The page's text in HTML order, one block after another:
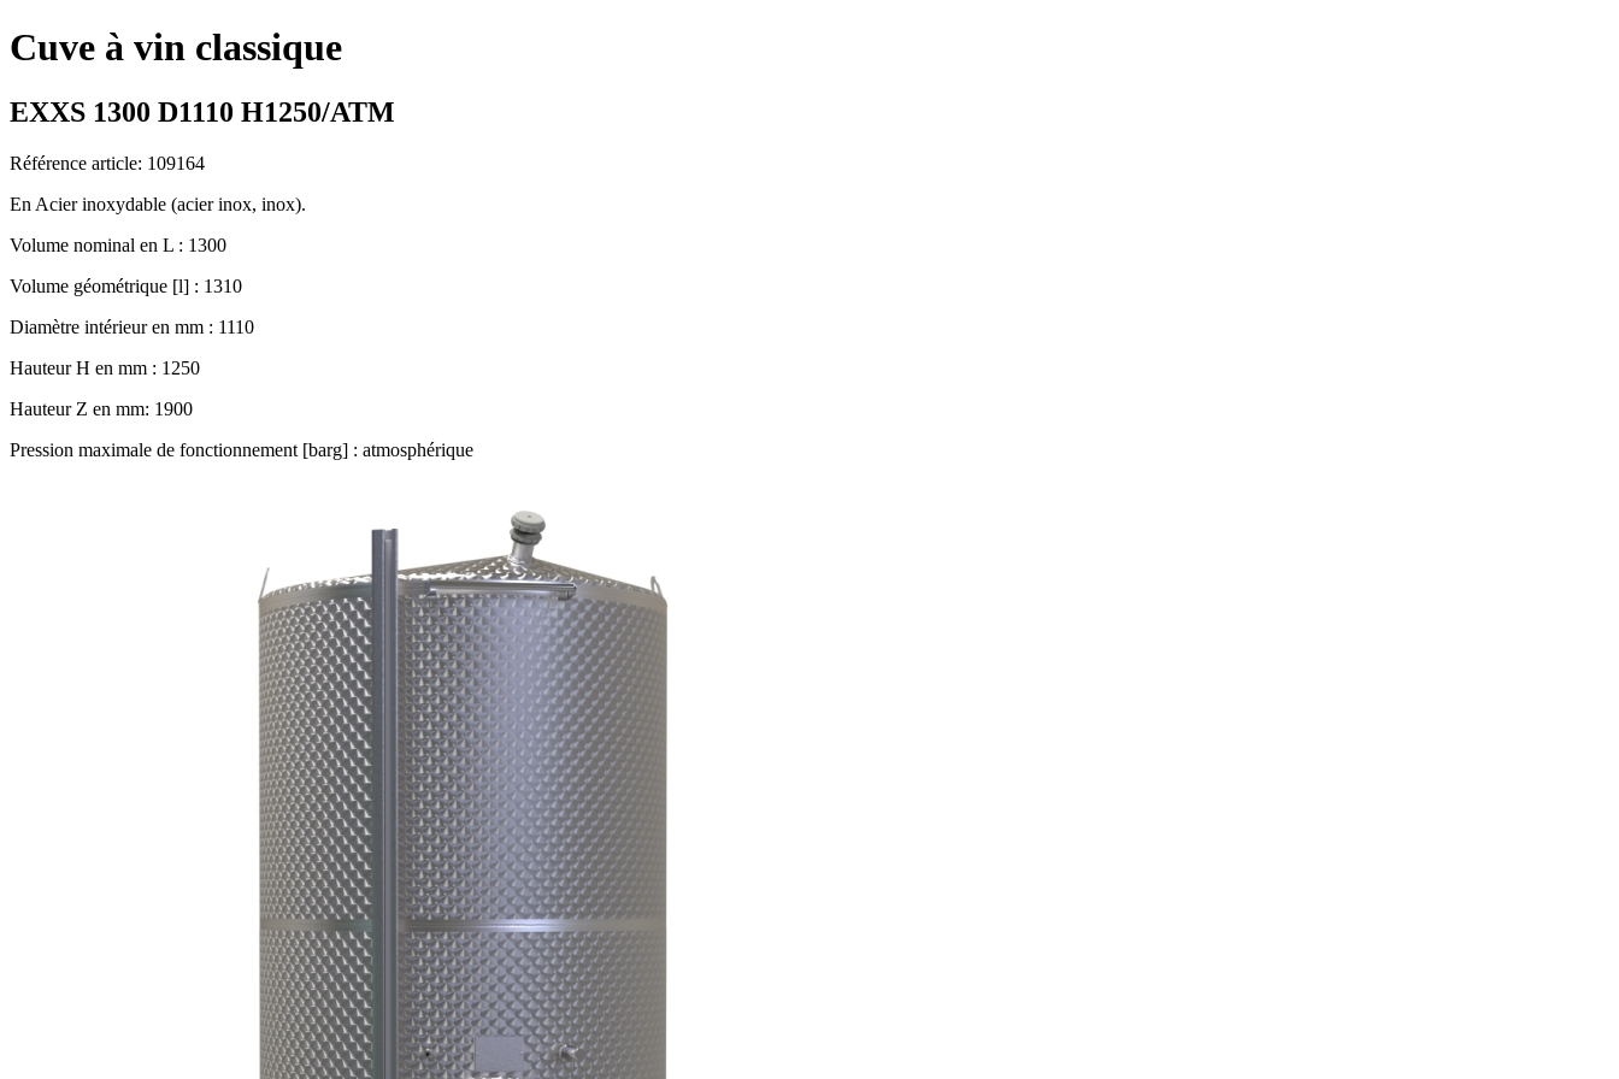
Cuve à vin classique
EXXS 1300 D1110 H1250/ATM
Référence article: 109164
En Acier inoxydable (acier inox, inox).
Volume nominal en L : 1300
Volume géométrique [l] : 1310
Diamètre intérieur en mm : 1110
Hauteur H en mm : 1250
Hauteur Z en mm: 1900
Pression maximale de fonctionnement [barg] : atmosphérique